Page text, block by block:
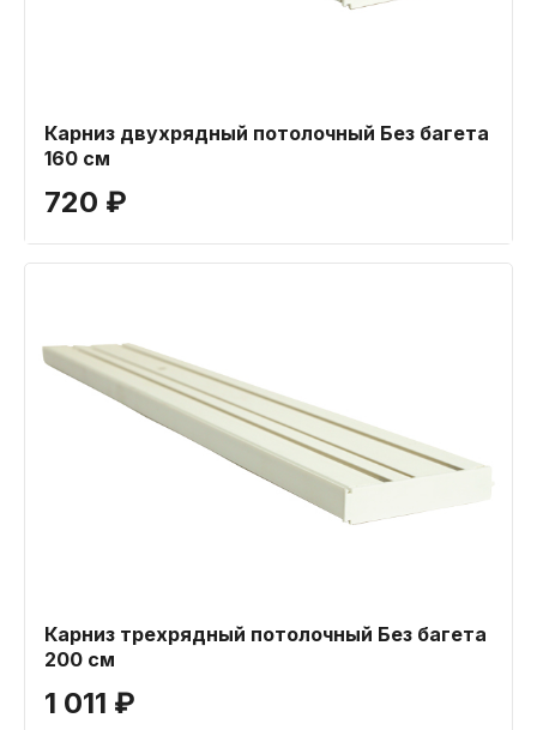
Карниз двухрядный потолочный Без багета
160 см
720 ₽
Карниз трехрядный потолочный Без багета
200 см
1 011 ₽